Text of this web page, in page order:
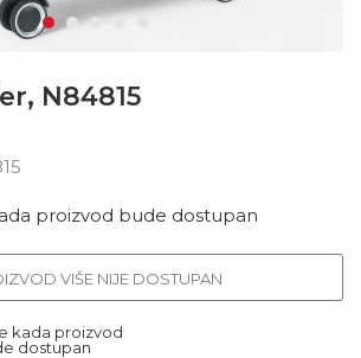
N84815
proizvod bude dostupan
VIŠE NIJE DOSTUPAN
kada proizvod
dostupan